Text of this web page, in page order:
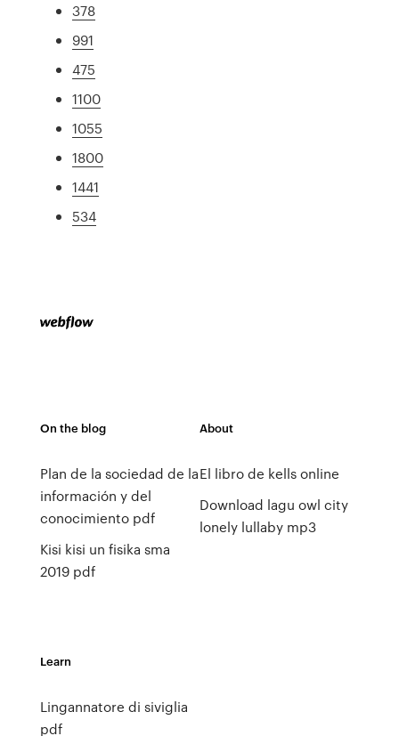
378
991
475
1100
1055
1800
1441
534
On the blog
Plan de la sociedad de la
información y del
conocimiento pdf
Kisi kisi un fisika sma
2019 pdf
About
El libro de kells online
Download lagu owl city
lonely lullaby mp3
Learn
Lingannatore di siviglia
pdf